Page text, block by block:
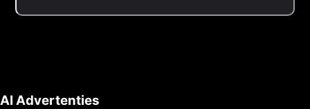
AI Advertenties